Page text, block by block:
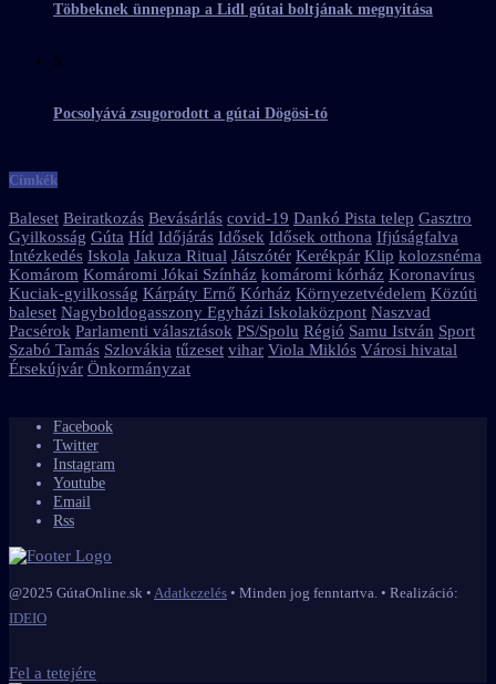
Többeknek ünnepnap a Lidl gútai boltjának megnyitása
5
Pocsolyává zsugorodott a gútai Dögösi-tó
Címkék
Baleset Beiratkozás Bevásárlás covid-19 Dankó Pista telep Gasztro
Gyilkosság Gúta Híd Időjárás Idősek Idősek otthona Ifjúságfalva
Intézkedés Iskola Jakuza Ritual Játszótér Kerékpár Klip kolozsnéma
Komárom Komáromi Jókai Színház komáromi kórház Koronavírus
Kuciak-gyilkosság Kárpáty Ernő Kórház Környezetvédelem Közúti
baleset Nagyboldogasszony Egyházi Iskolaközpont Naszvad
Pacsérok Parlamenti választások PS/Spolu Régió Samu István Sport
Szabó Tamás Szlovákia tűzeset vihar Viola Miklós Városi hivatal
Érsekújvár Önkormányzat
Facebook
Twitter
Instagram
Youtube
Email
Rss
@2025 GútaOnline.sk • Adatkezelés • Minden jog fenntartva. • Realizáció:
IDEIO
Fel a tetejére